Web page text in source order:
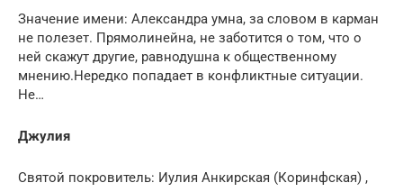
Значение имени: Александра умна, за словом в карман
не полезет. Прямолинейна, не заботится о том, что о
ней скажут другие, равнодушна к общественному
мнению.Нередко попадает в конфликтные ситуации.
Не…
Джулия
Святой покровитель: Иулия Анкирская (Коринфская) ,